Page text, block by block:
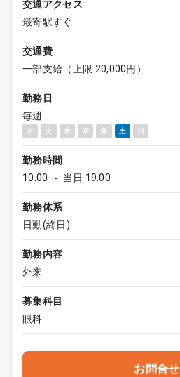
交通アクセス
最寄駅すぐ
交通費
一部支給（上限 20,000円）
勤務日
毎週
月 火 水 木 金 土 日
勤務時間
10:00 ～ 当日 19:00
勤務体系
日勤(終日)
勤務内容
外来
募集科目
眼科
お問合せ